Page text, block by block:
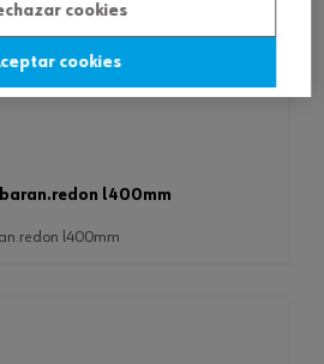
baran.redon l400mm
l400mm
cookies
cookies